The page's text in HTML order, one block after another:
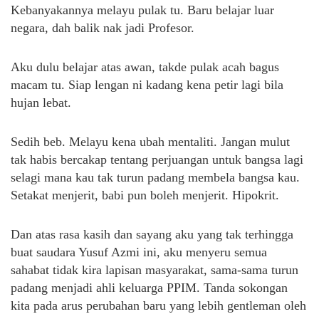
Kebanyakannya melayu pulak tu. Baru belajar luar
negara, dah balik nak jadi Profesor.
Aku dulu belajar atas awan, takde pulak acah bagus
macam tu. Siap lengan ni kadang kena petir lagi bila
hujan lebat.
Sedih beb. Melayu kena ubah mentaliti. Jangan mulut
tak habis bercakap tentang perjuangan untuk bangsa lagi
selagi mana kau tak turun padang membela bangsa kau.
Setakat menjerit, babi pun boleh menjerit. Hipokrit.
Dan atas rasa kasih dan sayang aku yang tak terhingga
buat saudara Yusuf Azmi ini, aku menyeru semua
sahabat tidak kira lapisan masyarakat, sama-sama turun
padang menjadi ahli keluarga PPIM. Tanda sokongan
kita pada arus perubahan baru yang lebih gentleman oleh